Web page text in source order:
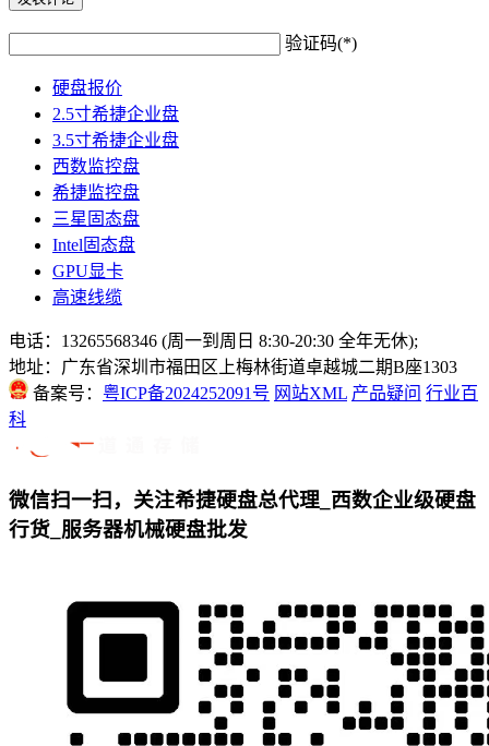
验证码(*)
硬盘报价
2.5寸希捷企业盘
3.5寸希捷企业盘
西数监控盘
希捷监控盘
三星固态盘
Intel固态盘
GPU显卡
高速线缆
电话：13265568346 (周一到周日 8:30-20:30 全年无休);
地址：广东省深圳市福田区上梅林街道卓越城二期B座1303
备案号： 粤ICP备2024252091号 网站XML 产品疑问 行业百
科
微信扫一扫，关注希捷硬盘总代理_西数企业级硬盘
行货_服务器机械硬盘批发